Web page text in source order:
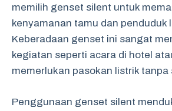
memilih genset silent untuk
kenyamanan tamu dan penduduk
Keberadaan genset ini sangat
kegiatan seperti acara di hotel
memerlukan pasokan listrik tanpa
Penggunaan genset silent